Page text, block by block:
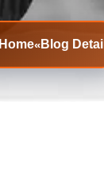
Home«Blog Detail